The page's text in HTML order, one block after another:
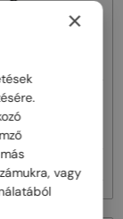
- 51
×
vagy